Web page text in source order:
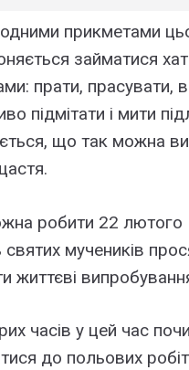
прикметами
займатися
прати, прасувати,
підмітати і мити
що так можна
робити 22 лютого
мучеників
життєві
часів у цей час
до польових